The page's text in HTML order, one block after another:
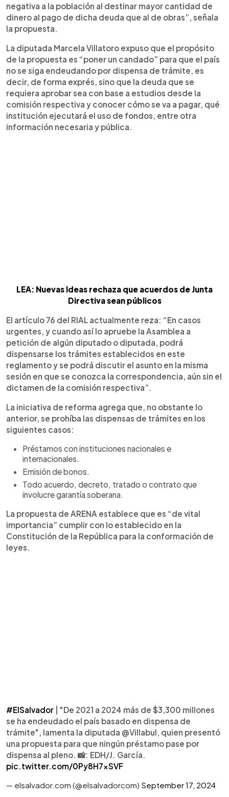
negativa a la población al destinar mayor cantidad de
dinero al pago de dicha deuda que al de obras”, señala
la propuesta.
La diputada Marcela Villatoro expuso que el propósito
de la propuesta es “poner un candado” para que el país
no se siga endeudando por dispensa de trámite, es
decir, de forma exprés, sino que la deuda que se
requiera aprobar sea con base a estudios desde la
comisión respectiva y conocer cómo se va a pagar, qué
institución ejecutará el uso de fondos, entre otra
información necesaria y pública.
LEA: Nuevas Ideas rechaza que acuerdos de Junta
Directiva sean públicos
El artículo 76 del RIAL actualmente reza: “En casos
urgentes, y cuando así lo apruebe la Asamblea a
petición de algún diputado o diputada, podrá
dispensarse los trámites establecidos en este
reglamento y se podrá discutir el asunto en la misma
sesión en que se conozca la correspondencia, aún sin el
dictamen de la comisión respectiva”.
La iniciativa de reforma agrega que, no obstante lo
anterior, se prohíba las dispensas de trámites en los
siguientes casos:
Préstamos con instituciones nacionales e
internacionales.
Emisión de bonos.
Todo acuerdo, decreto, tratado o contrato que
involucre garantía soberana.
La propuesta de ARENA establece que es “de vital
importancia” cumplir con lo establecido en la
Constitución de la República para la conformación de
leyes.
#ElSalvador | "De 2021 a 2024 más de $3,300 millones
se ha endeudado el país basado en dispensa de
trámite", lamenta la diputada @Villabul, quien presentó
una propuesta para que ningún préstamo pase por
dispensa al pleno. 📸: EDH/J. García.
pic.twitter.com/0Py8H7xSVF
— elsalvador.com (@elsalvadorcom) September 17, 2024